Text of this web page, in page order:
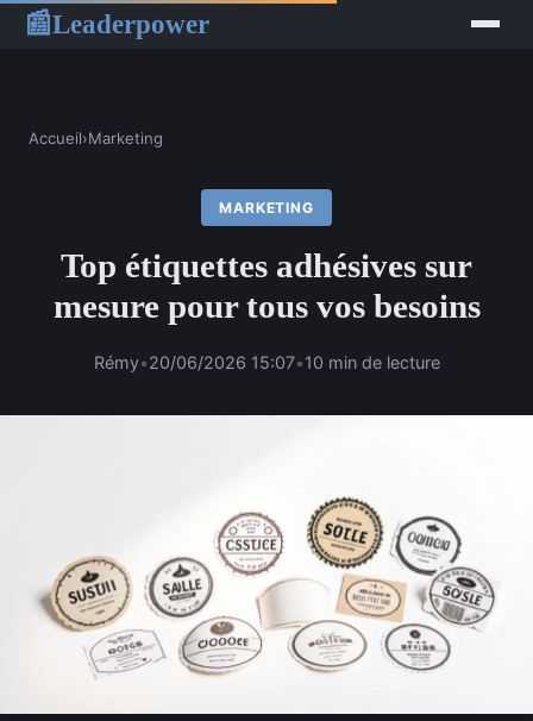
📰Leaderpower
Accueil›Marketing
MARKETING
Top étiquettes adhésives sur
mesure pour tous vos besoins
Rémy•20/06/2026 15:07•10 min de lecture